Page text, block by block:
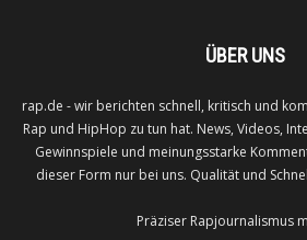
ÜBER UNS
rap.de - wir berichten schnell, kritisch und
Rap und HipHop zu tun hat. News, Videos,
Gewinnspiele und meinungsstarke
dieser Form nur bei uns. Qualität und
Präziser Rapjournalismus